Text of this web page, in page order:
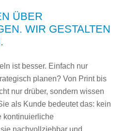
ÜBER
WIR GESTALTEN
ist besser. Einfach nur
planen? Von Print bis
nur drüber, sondern wissen
als Kunde bedeutet das: kein
kontinuierliche
nachvollziehbar und